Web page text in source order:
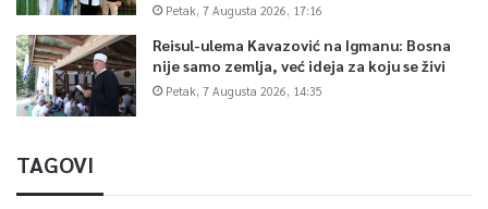
Petak, 7 Augusta 2026, 17:16
Reisul-ulema Kavazović na Igmanu: Bosna
nije samo zemlja, već ideja za koju se živi
Petak, 7 Augusta 2026, 14:35
TAGOVI